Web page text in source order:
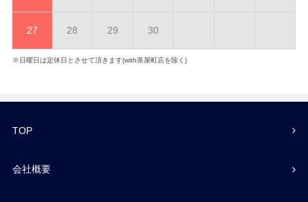
27 28 29 30
※日曜日は定休日とさせて頂きます(with茶屋町店を除く)
TOP
会社概要